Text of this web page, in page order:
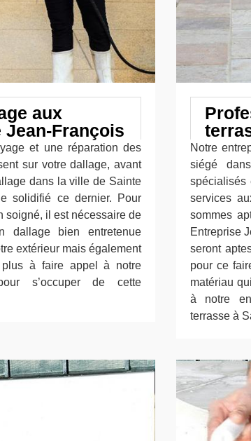
aux
François
et une réparation des
sur votre dallage, avant
dans la ville de Sainte
solidifié ce dernier. Pour
soigné, il est nécessaire de
dallage bien entretenue
extérieur mais également
à faire appel à notre
s’occuper de cette
Notre
siégé
spécialisés
services
sommes
Entreprise
seront
pour ce
matériau
à notre
terrasse à